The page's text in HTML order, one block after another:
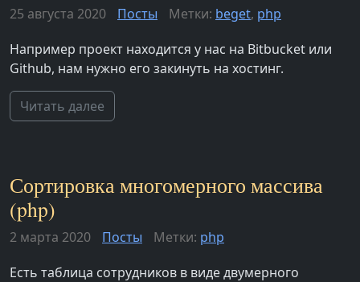
25 августа 2020 Посты Метки: beget, php
Например проект находится у нас на Bitbucket или
Github, нам нужно его закинуть на хостинг.
Читать далее
Сортировка многомерного массива
(php)
2 марта 2020 Посты Метки: php
Есть таблица сотрудников в виде двумерного